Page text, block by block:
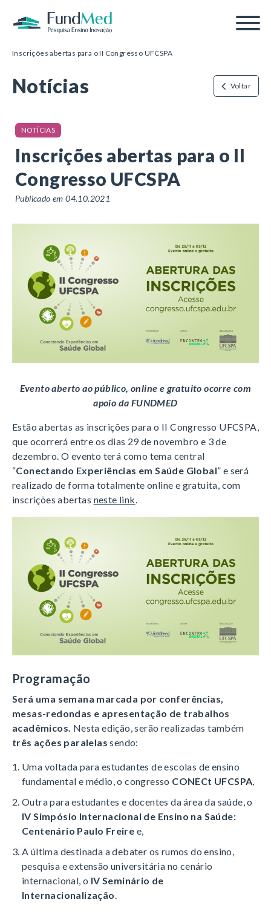
Inscrições abertas para o II Congresso UFCSPA
Notícias Voltar
NOTÍCIAS
Inscrições abertas para o II
Congresso UFCSPA
Publicado em 04.10.2021
Evento aberto ao público, online e gratuito ocorre com
apoio da FUNDMED
Estão abertas as inscrições para o II Congresso UFCSPA,
que ocorrerá entre os dias 29 de novembro e 3 de
dezembro. O evento terá como tema central
“Conectando Experiências em Saúde Global” e será
realizado de forma totalmente online e gratuita, com
inscrições abertas neste link
Programação
Será uma semana marcada por conferências,
mesas-redondas e apresentação de trabalhos
acadêmicos. Nesta edição, serão realizadas também
três ações paralelas sendo:
Uma voltada para estudantes de escolas de ensino
fundamental e médio, o congresso CONECt UFCSPA
Outra para estudantes e docentes da área da saúde, o
IV Simpósio Internacional de Ensino na Saúde:
Centenário Paulo Freire e,
A última destinada a debater os rumos do ensino,
pesquisa e extensão universitária no cenário
internacional, o IV Seminário de
Internacionalização